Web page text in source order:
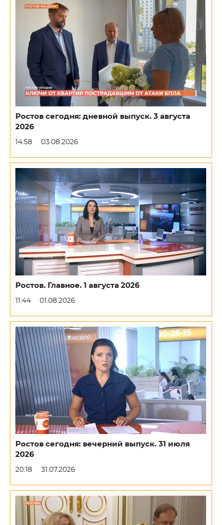
Ростов сегодня: дневной выпуск. 3 августа
2026
14:58 03.08.2026
Ростов. Главное. 1 августа 2026
11:44 01.08.2026
Ростов сегодня: вечерний выпуск. 31 июля
2026
20:18 31.07.2026